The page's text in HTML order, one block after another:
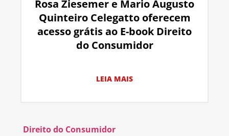
Rosa Ziesemer e Mario Augusto
Quinteiro Celegatto oferecem
acesso grátis ao E-book Direito
do Consumidor
LEIA MAIS
Direito do Consumidor